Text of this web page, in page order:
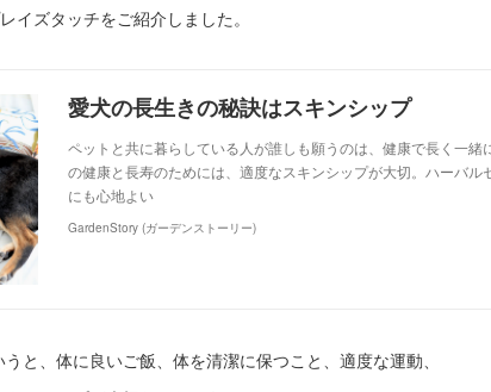
イズタッチをご紹介しました。
愛犬の長生きの秘訣はスキンシップ
ペットと共に暮らしている人が誰しも願うのは、健康で長く一
の健康と長寿のためには、適度なスキンシップが大切。ハーバル
にも心地よい
GardenStory (ガーデンストーリー)
と、体に良いご飯、体を清潔に保つこと、適度な運動、